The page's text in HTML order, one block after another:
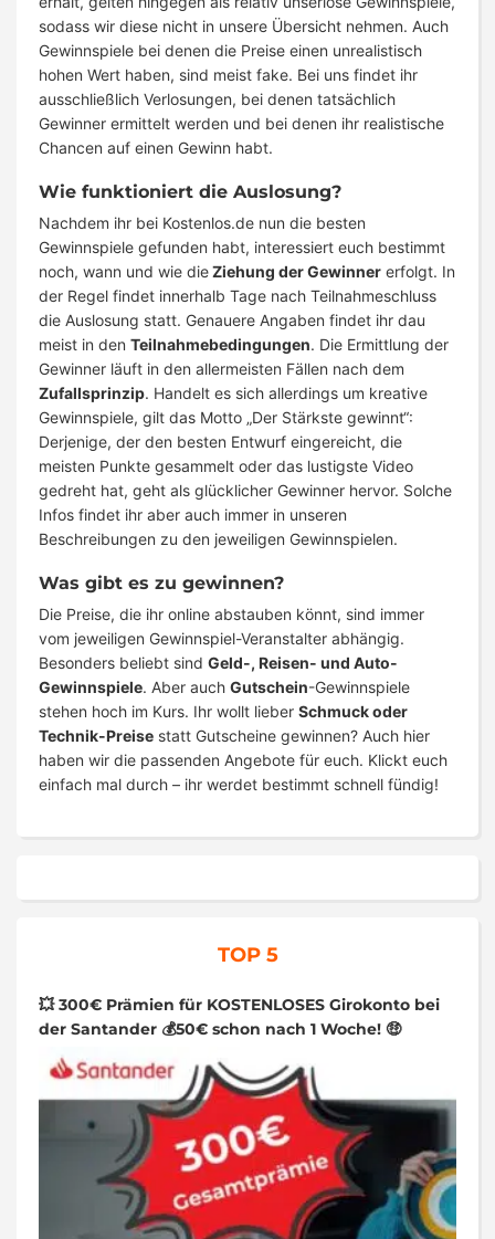
sodass wir diese nicht in unsere Übersicht nehmen. Auch
Gewinnspiele bei denen die Preise einen unrealistisch
hohen Wert haben, sind meist fake. Bei uns findet ihr
ausschließlich Verlosungen, bei denen tatsächlich
Gewinner ermittelt werden und bei denen ihr realistische
Chancen auf einen Gewinn habt.
Wie funktioniert die Auslosung?
Nachdem ihr bei Kostenlos.de nun die besten
Gewinnspiele gefunden habt, interessiert euch bestimmt
noch, wann und wie dieZiehung der Gewinner erfolgt. In
der Regel findet innerhalb Tage nach Teilnahmeschluss
die Auslosung statt. Genauere Angaben findet ihr dau
meist in den Teilnahmebedingungen. Die Ermittlung der
Gewinner läuft in den allermeisten Fällen nach dem
Zufallsprinzip. Handelt es sich allerdings um kreative
Gewinnspiele, gilt das Motto „Der Stärkste gewinnt“:
Derjenige, der den besten Entwurf eingereicht, die
meisten Punkte gesammelt oder das lustigste Video
gedreht hat, geht als glücklicher Gewinner hervor. Solche
Infos findet ihr aber auch immer in unseren
Beschreibungen zu den jeweiligen Gewinnspielen.
Was gibt es zu gewinnen?
Die Preise, die ihr online abstauben könnt, sind immer
vom jeweiligen Gewinnspiel-Veranstalter abhängig.
Besonders beliebt sind Geld-, Reisen- und Auto-
Gewinnspiele. Aber auch Gutschein-Gewinnspiele
stehen hoch im Kurs. Ihr wollt lieber Schmuck oder
Technik-Preise statt Gutscheine gewinnen? Auch hier
haben wir die passenden Angebote für euch. Klickt euch
einfach mal durch – ihr werdet bestimmt schnell fündig!
TOP 5
💥 300€ Prämien für KOSTENLOSES Girokonto bei
der Santander 💰50€ schon nach 1 Woche! 🤑